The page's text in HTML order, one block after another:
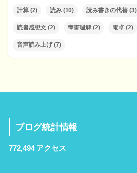
計算 (2) 読み (10) 読み書きの代替 (3)
読書感想文 (2) 障害理解 (2) 電卓 (2)
音声読み上げ(7)
ブログ統計情報
772,494 アクセス